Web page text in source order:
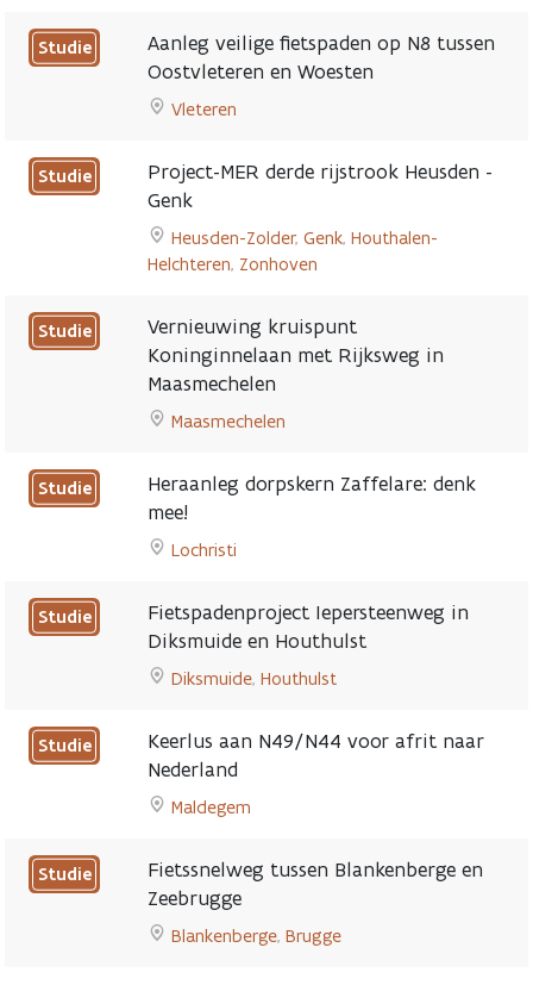
page
to
Herinrichting
van
kruispunt
met
Pilkemseweg
Studie
Aanleg veilige fietspaden op N8 tussen
Oostvleteren en Woesten
Vleteren
to
Aanleg
veilige
fietspaden
op
tussen
Oostvleteren
Woesten
page
Studie
Project-MER derde rijstrook Heusden -
Genk
Heusden-Zolder, Genk, Houthalen-
Helchteren, Zonhoven
to
Project-
MER
derde
rijstrook
-
Genk
page
Studie
Vernieuwing kruispunt
Koninginnelaan met Rijksweg in
Maasmechelen
Maasmechelen
Te
bepalen
to
Vernieuwing
kruispunt
Koninginnelaan
Rijksweg
in
page
Studie
Heraanleg dorpskern Zaffelare: denk
mee!
Lochristi
to
Heraanleg
dorpskern
Zaffelare:
mee!
page
Studie
Fietspadenproject Iepersteenweg in
Diksmuide en Houthulst
Diksmuide, Houthulst
to
Fietspadenproject
Iepersteenweg
in
en
Houthulst
Studie
Keerlus aan N49/N44 voor afrit naar
Nederland
Maldegem
to
Keerlus
aan
N49/N44
Studie
Fietssnelweg tussen Blankenberge en
Zeebrugge
Blankenberge, Brugge